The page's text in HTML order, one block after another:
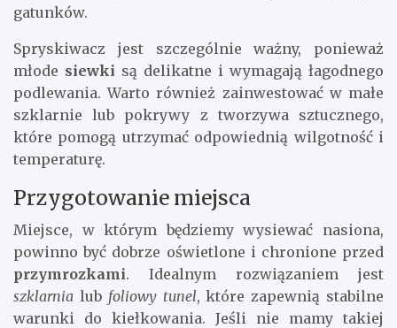
gatunków.
Spryskiwacz jest szczególnie ważny, ponieważ
młode siewki są delikatne i wymagają łagodnego
podlewania. Warto również zainwestować w małe
szklarnie lub pokrywy z tworzywa sztucznego,
które pomogą utrzymać odpowiednią wilgotność i
temperaturę.
Przygotowanie miejsca
Miejsce, w którym będziemy wysiewać nasiona,
powinno być dobrze oświetlone i chronione przed
przymrozkami. Idealnym rozwiązaniem jest
szklarnia lub foliowy tunel, które zapewnią stabilne
warunki do kiełkowania. Jeśli nie mamy takiej